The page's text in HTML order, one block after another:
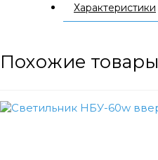
Характеристики
Похожие товары